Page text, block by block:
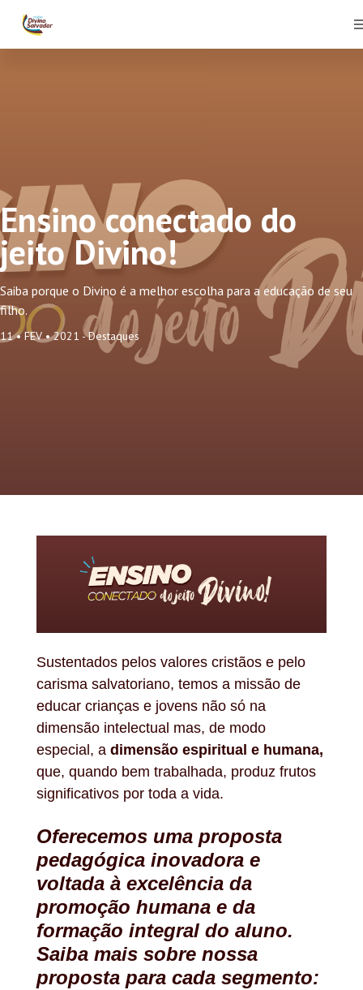
Ensino conectado do
jeito Divino!
Saiba porque o Divino é a melhor escolha para a educação de seu
filho.
11 • FEV • 2021 -Destaques
Sustentados pelos valores cristãos e pelo
carisma salvatoriano, temos a missão de
educar crianças e jovens não só na
dimensão intelectual mas, de modo
especial, a dimensão espiritual e humana,
que, quando bem trabalhada, produz frutos
significativos por toda a vida.
Oferecemos uma proposta
pedagógica inovadora e
voltada à excelência da
promoção humana e da
formação integral do aluno.
Saiba mais sobre nossa
proposta para cada segmento: